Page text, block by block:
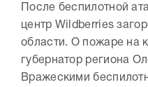
После беспилотной
центр Wildberries
области. О пожаре на
губернатор региона
Вражескими